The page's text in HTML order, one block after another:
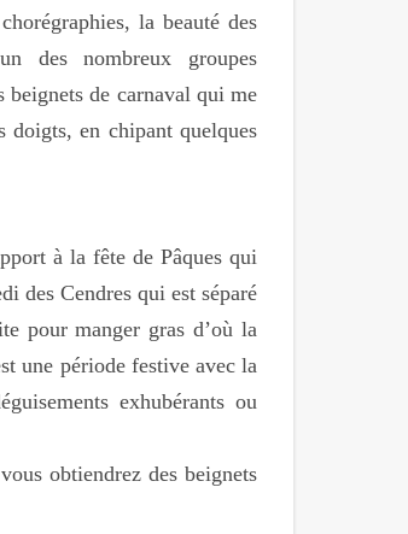
la beauté des
des nombreux groupes
beignets de carnaval qui me
doigts, en chipant quelques
à la fête de Pâques qui
des Cendres qui est séparé
pour manger gras d’où la
une période festive avec la
exhubérants ou
obtiendrez des beignets